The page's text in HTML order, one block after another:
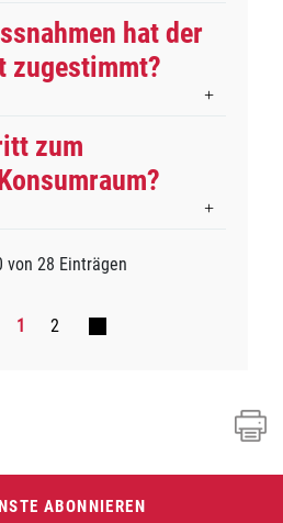
hat der
zugestimmt?
zum
von 28 Einträgen
1 2
ABONNIEREN